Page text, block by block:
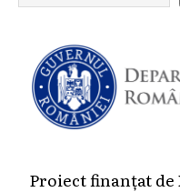
Proiect finanțat de